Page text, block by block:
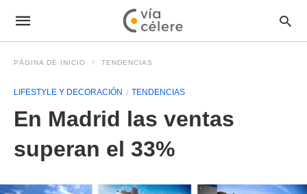
PÁGINA DE INICIO TENDENCIAS
LIFESTYLE Y DECORACIÓN TENDENCIAS
En Madrid las ventas
superan el 33%